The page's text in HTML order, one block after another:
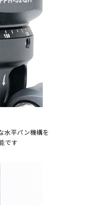
水平パン機構を
です